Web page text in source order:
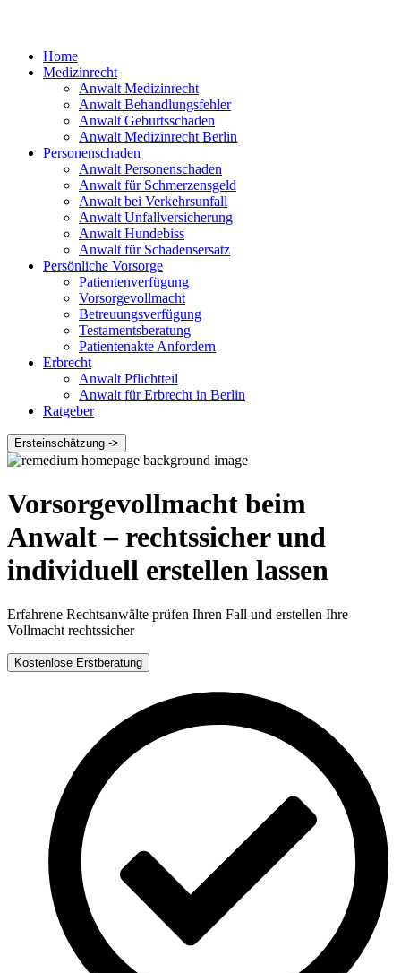
Home
Medizinrecht
Anwalt Medizinrecht
Anwalt Behandlungsfehler
Anwalt Geburtsschaden
Anwalt Medizinrecht Berlin
Personenschaden
Anwalt Personenschaden
Anwalt für Schmerzensgeld
Anwalt bei Verkehrsunfall
Anwalt Unfallversicherung
Anwalt Hundebiss
Anwalt für Schadensersatz
Persönliche Vorsorge
Patientenverfügung
Vorsorgevollmacht
Betreuungsverfügung
Testamentsberatung
Patientenakte Anfordern
Erbrecht
Anwalt Pflichtteil
Anwalt für Erbrecht in Berlin
Ratgeber
Ersteinschätzung ->
Vorsorgevollmacht beim
Anwalt – rechtssicher und
individuell erstellen lassen
Erfahrene Rechtsanwälte prüfen Ihren Fall und erstellen Ihre
Vollmacht rechtssicher
Kostenlose Erstberatung